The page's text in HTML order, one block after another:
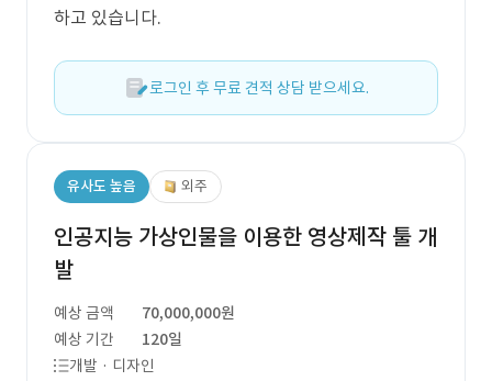
하고 있습니다.
로그인 후 무료 견적 상담 받으세요.
유사도 높음 외주
인공지능 가상인물을 이용한 영상제작 툴 개
발
예상 금액
70,000,000원
예상 기간
120일
개발 · 디자인